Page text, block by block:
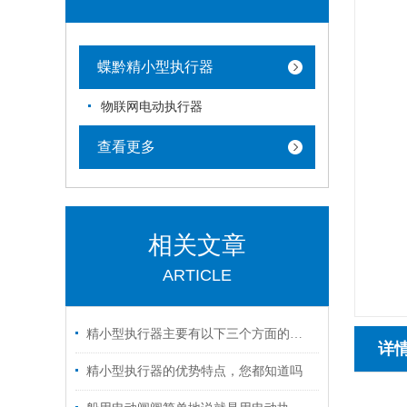
蝶黔精小型执行器
物联网电动执行器
查看更多
相关文章
ARTICLE
精小型执行器主要有以下三个方面的特点
精小型执行器的优势特点，您都知道吗
详